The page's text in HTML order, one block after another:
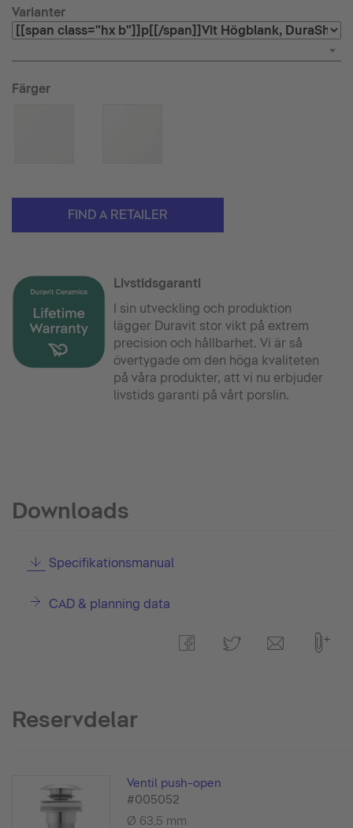
Varianter
Färger
FIND A RETAILER
Livstidsgaranti
I sin utveckling och produktion
lägger Duravit stor vikt på extrem
precision och hållbarhet. Vi är så
övertygade om den höga kvaliteten
på våra produkter, att vi nu erbjuder
livstids garanti på vårt porslin.
Downloads
Specifikationsmanual
CAD & planning data
Reservdelar
Ventil push-open
#005052
Ø 63,5 mm